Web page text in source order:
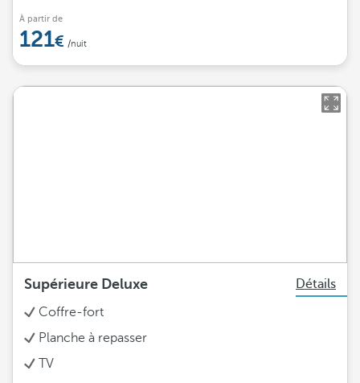
À partir de
121 /nuit
Supérieure Deluxe
Détails
Coffre-fort
Planche à repasser
TV